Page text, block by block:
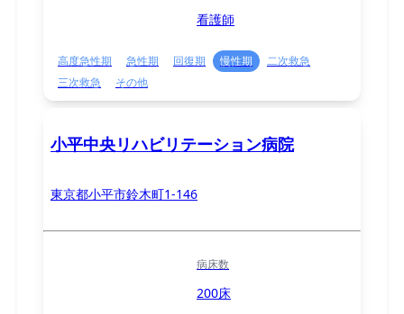
看護師
高度急性期 急性期 回復期 慢性期
二次救急
三次救急
その他
小平中央リハビリテーション病院
東京都小平市鈴木町1-146
病床数
200床